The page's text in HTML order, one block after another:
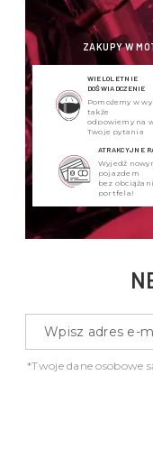
ZAKUPY W
WIELOLETNIE
DOŚWIADCZENIE
Pomożemy w
także
odpowiemy na
Twoje pytania
ATRAKCYJNE
Wyjedź
pojazdem
bez
portfela!
*Twoje dane osobowe